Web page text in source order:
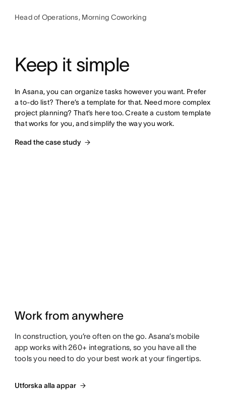
Head of Operations, Morning Coworking
Keep it simple
In Asana, you can organize tasks however you want. Prefer
a to-do list? There’s a template for that. Need more complex
project planning? That’s here too. Create a custom template
that works for you, and simplify the way you work.
Read the case study
Work from anywhere
In construction, you’re often on the go. Asana’s mobile
app works with 260+ integrations, so you have all the
tools you need to do your best work at your fingertips.
Utforska alla appar